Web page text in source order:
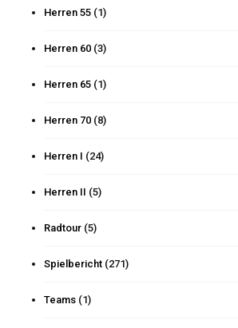
Herren 55 (1)
Herren 60 (3)
Herren 65 (1)
Herren 70 (8)
Herren I (24)
Herren II (5)
Radtour (5)
Spielbericht (271)
Teams (1)